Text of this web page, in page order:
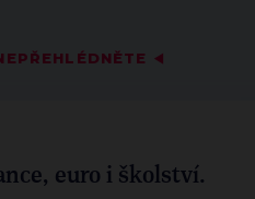
◀
euro i školství.